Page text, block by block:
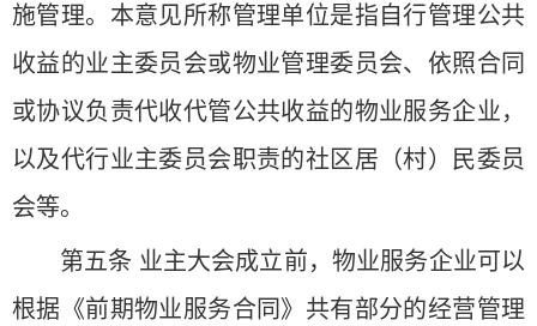
施管理。本意见所称管理单位是指自行管理公共
收益的业主委员会或物业管理委员会、依照合同
或协议负责代收代管公共收益的物业服务企业，
以及代行业主委员会职责的社区居（村）民委员
会等。
第五条 业主大会成立前，物业服务企业可以
根据《前期物业服务合同》共有部分的经营管理